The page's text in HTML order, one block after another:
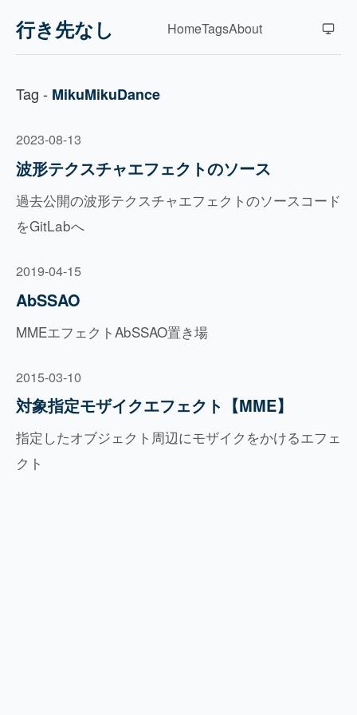
行き先なし HomeTagsAbout
Tag - MikuMikuDance
2023-08-13
波形テクスチャエフェクトのソース
過去公開の波形テクスチャエフェクトのソースコード
をGitLabへ
2019-04-15
AbSSAO
MMEエフェクトAbSSAO置き場
2015-03-10
対象指定モザイクエフェクト【MME】
指定したオブジェクト周辺にモザイクをかけるエフェ
クト